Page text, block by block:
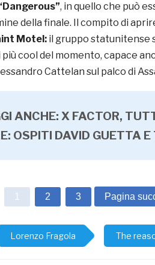
, in quello che può
della finale. Il compito di
Motel: il gruppo statunitense
cool del momento, capace
Cattelan sul palco di
ANCHE: X FACTOR,
OSPITI DAVID GUETTA
1 2 3 Pagina
Lorenzo Fragola The